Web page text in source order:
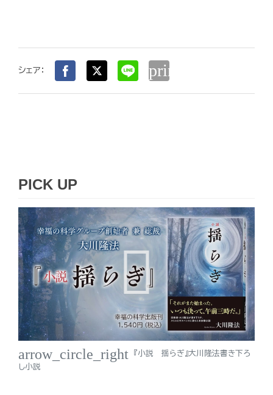
シェア： print
PICK UP
arrow_circle_right
『小説 揺らぎ』大川隆法書き下ろ
し小説